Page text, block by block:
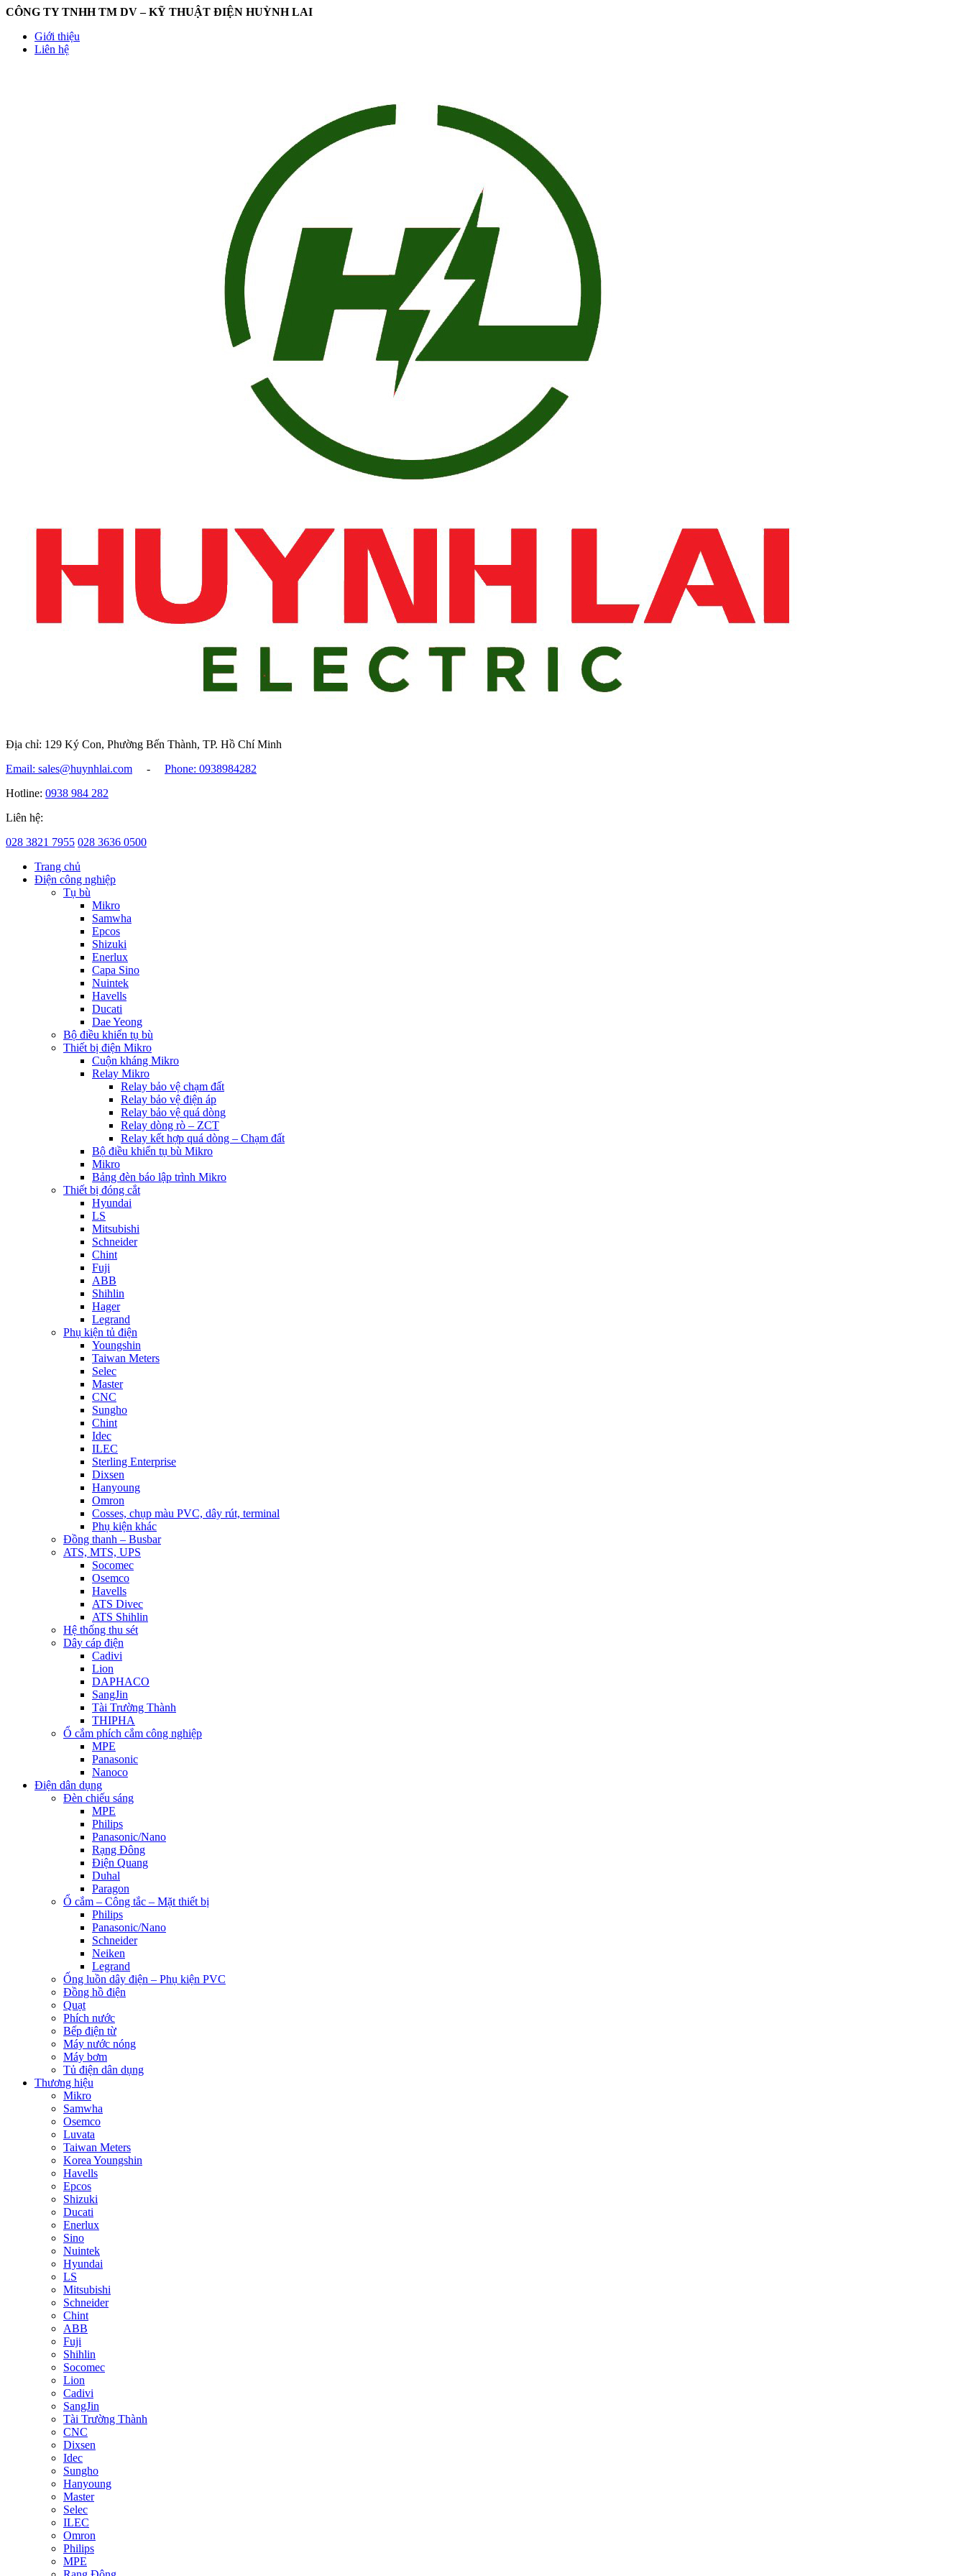
CÔNG TY TNHH TM DV – KỸ THUẬT ĐIỆN HUỲNH LAI
Giới thiệu
Liên hệ
Địa chỉ: 129 Ký Con, Phường Bến Thành, TP. Hồ Chí Minh
Email: sales@huynhlai.com
-
Phone: 0938984282
Hotline: 0938 984 282
Liên hệ:
028 3821 7955 028 3636 0500
Trang chủ
Điện công nghiệp
Tụ bù
Mikro
Samwha
Epcos
Shizuki
Enerlux
Capa Sino
Nuintek
Havells
Ducati
Dae Yeong
Bộ điều khiển tụ bù
Thiết bị điện Mikro
Cuộn kháng Mikro
Relay Mikro
Relay bảo vệ chạm đất
Relay bảo vệ điện áp
Relay bảo vệ quá dòng
Relay dòng rò – ZCT
Relay kết hợp quá dòng – Chạm đất
Bộ điều khiển tụ bù Mikro
Mikro
Bảng đèn báo lập trình Mikro
Thiết bị đóng cắt
Hyundai
LS
Mitsubishi
Schneider
Chint
Fuji
ABB
Shihlin
Hager
Legrand
Phụ kiện tủ điện
Youngshin
Taiwan Meters
Selec
Master
CNC
Sungho
Chint
Idec
ILEC
Sterling Enterprise
Dixsen
Hanyoung
Omron
Cosses, chụp màu PVC, dây rút, terminal
Phụ kiện khác
Đồng thanh – Busbar
ATS, MTS, UPS
Socomec
Osemco
Havells
ATS Divec
ATS Shihlin
Hệ thống thu sét
Dây cáp điện
Cadivi
Lion
DAPHACO
SangJin
Tài Trường Thành
THIPHA
Ổ cắm phích cắm công nghiệp
MPE
Panasonic
Nanoco
Điện dân dụng
Đèn chiếu sáng
MPE
Philips
Panasonic/Nano
Rạng Đông
Điện Quang
Duhal
Paragon
Ổ cắm – Công tắc – Mặt thiết bị
Philips
Panasonic/Nano
Schneider
Neiken
Legrand
Ống luồn dây điện – Phụ kiện PVC
Đồng hồ điện
Quạt
Phích nước
Bếp điện từ
Máy nước nóng
Máy bơm
Tủ điện dân dụng
Thương hiệu
Mikro
Samwha
Osemco
Luvata
Taiwan Meters
Korea Youngshin
Havells
Epcos
Shizuki
Ducati
Enerlux
Sino
Nuintek
Hyundai
LS
Mitsubishi
Schneider
Chint
ABB
Fuji
Shihlin
Socomec
Lion
Cadivi
SangJin
Tài Trường Thành
CNC
Dixsen
Idec
Sungho
Hanyoung
Master
Selec
ILEC
Omron
Philips
MPE